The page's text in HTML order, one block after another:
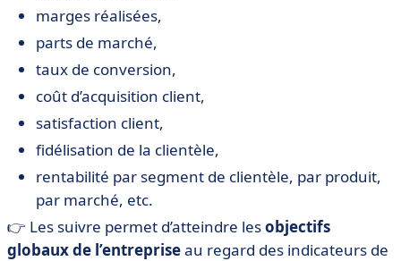
marges réalisées,
parts de marché,
taux de conversion,
coût d’acquisition client,
satisfaction client,
fidélisation de la clientèle,
rentabilité par segment de clientèle, par produit,
par marché, etc.
👉 Les suivre permet d’atteindre lesobjectifs
globaux de l’entrepriseau regard des indicateurs de